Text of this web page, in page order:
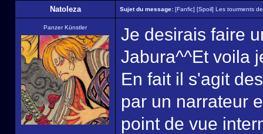
Natoleza Sujet du message: [Fanfic] [Spoil] Les tourments
Panzer Künstler
Je desirais faire
Jabura^^Et voila
En fait il s'agit
par un narrateur
point de vue